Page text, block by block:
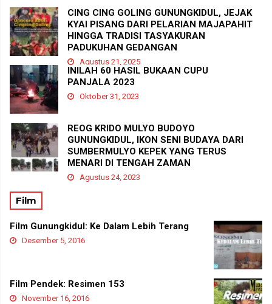
CING CING GOLING GUNUNGKIDUL, JEJAK
KYAI PISANG DARI PELARIAN MAJAPAHIT
HINGGA TRADISI TASYAKURAN
PADUKUHAN GEDANGAN
Agustus 21, 2025
INILAH 60 HASIL BUKAAN CUPU
PANJALA 2023
Oktober 31, 2023
REOG KRIDO MULYO BUDOYO
GUNUNGKIDUL, IKON SENI BUDAYA DARI
SUMBERMULYO KEPEK YANG TERUS
MENARI DI TENGAH ZAMAN
Agustus 24, 2023
Film
Film Gunungkidul: Ke Dalam Lebih Terang
Desember 5, 2016
Film Pendek: Resimen 153
November 16, 2016